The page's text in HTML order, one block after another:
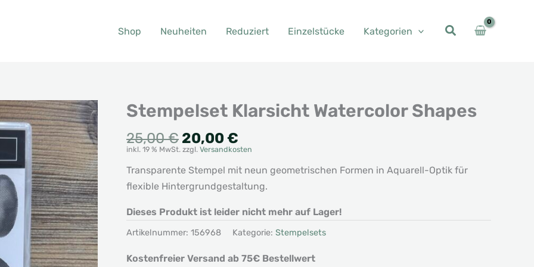
Shop Neuheiten Reduziert Einzelstücke Kategorien
Stempelset Klarsicht Watercolor Shapes
25,00€ Ursprünglicher
Preis
war:
25,00 €
20,00 €
Preis
ist:
20,00 €.
inkl. 19 % MwSt. zzgl. Versandkosten
Transparente Stempel mit neun geometrischen Formen in Aquarell-Optik für
flexible Hintergrundgestaltung.
Dieses Produkt ist leider nicht mehr auf Lager!
Artikelnummer: 156968 Kategorie: Stempelsets
Kostenfreier Versand ab 75€ Bestellwert